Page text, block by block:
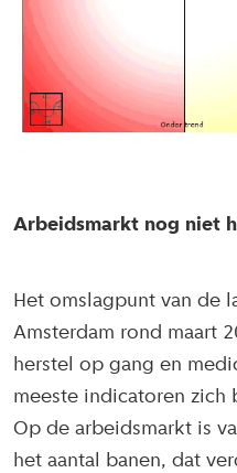
Arbeidsmarkt nog niet
Het omslagpunt van de
Amsterdam rond maart
herstel op gang en
meeste indicatoren zich
Op de arbeidsmarkt is
het aantal banen, dat